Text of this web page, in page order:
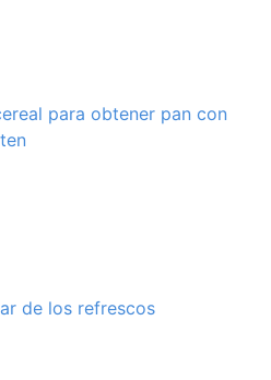
para obtener pan con
de los refrescos